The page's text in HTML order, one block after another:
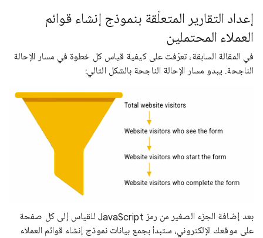
إعداد التقارير المتعلّقة بنموذج إنشاء قوائم
العملاء المحتملين
في المقالة السابقة، تعرّفت على كيفية قياس كل خطوة في مسار الإحالة
الناجحة. يبدو مسار الإحالة الناجحة بالشكل التالي:
بعد إضافة الجزء الصغير من رمز JavaScript للقياس إلى كل صفحة
على موقعك الإلكتروني، ستبدأ بجمع بيانات نموذج إنشاء قوائم العملاء